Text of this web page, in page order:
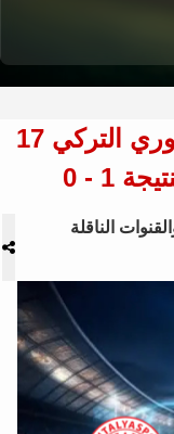
نتيجة سبور وكوجالي في الدوري التركي 17
الناقلة